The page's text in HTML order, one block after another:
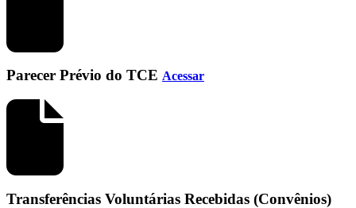
Parecer Prévio do TCE Acessar
Transferências Voluntárias Recebidas (Convênios)